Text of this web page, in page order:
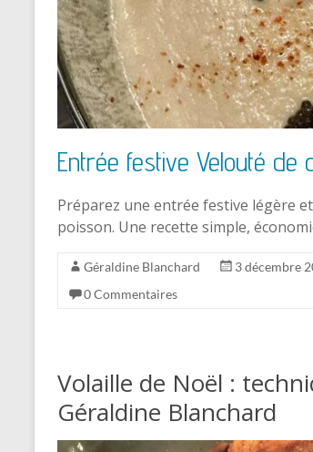
Entrée festive Velouté
Préparez une entrée festive légère
poisson. Une recette simple,
Géraldine Blanchard 3 décembre
0 Commentaires
Volaille de Noël :
Géraldine Blanchard